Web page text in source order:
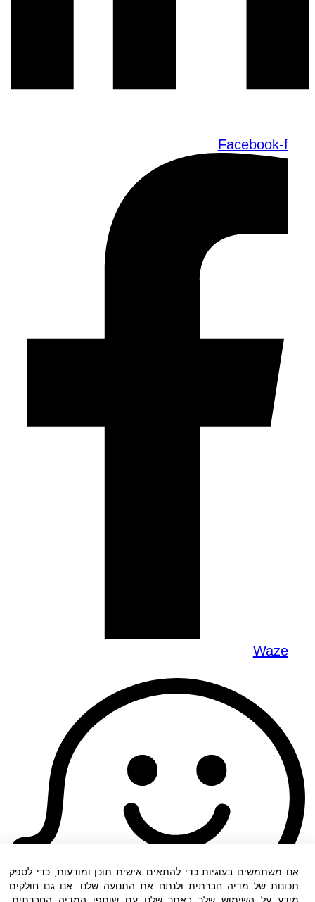
Facebook-f
Waze
אנו משתמשים בעוגיות כדי להתאים אישית תוכן ומודעות, כדי לספק
תכונות של מדיה חברתית ולנתח את התנועה שלנו. אנו גם חולקים